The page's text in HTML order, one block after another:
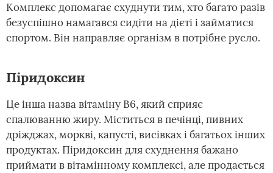
Комплекс допомагає схуднути тим, хто багато разів
безуспішно намагався сидіти на дієті і займатися
спортом. Він направляє організм в потрібне русло.
Піридоксин
Це інша назва вітаміну В6, який сприяє
спалюванню жиру. Міститься в печінці, пивних
дріжджах, моркві, капусті, висівках і багатьох інших
продуктах. Піридоксин для схуднення бажано
приймати в вітамінному комплексі, але продається